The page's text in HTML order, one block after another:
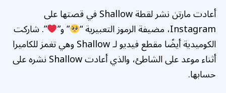
أعادت مارتن نشر لقطة Shallow في قصتها على
Instagram، مضيفة الرموز التعبيرية “ ” و” ”. شاركت
الكوميدية أيضًا مقطع فيديو لـ Shallow وهي تغمز للكاميرا
أثناء موعد على الشاطئ، والذي أعادت Shallow نشره على
حسابها.